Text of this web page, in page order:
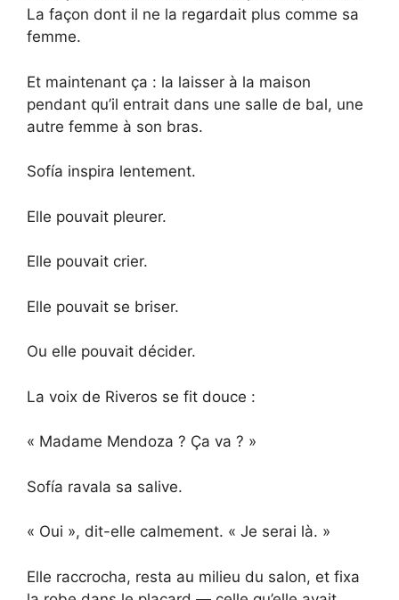
La façon dont il ne la regardait plus comme sa
femme.
Et maintenant ça : la laisser à la maison
pendant qu’il entrait dans une salle de bal, une
autre femme à son bras.
Sofía inspira lentement.
Elle pouvait pleurer.
Elle pouvait crier.
Elle pouvait se briser.
Ou elle pouvait décider.
La voix de Riveros se fit douce :
« Madame Mendoza ? Ça va ? »
Sofía ravala sa salive.
« Oui », dit-elle calmement. « Je serai là. »
Elle raccrocha, resta au milieu du salon, et fixa